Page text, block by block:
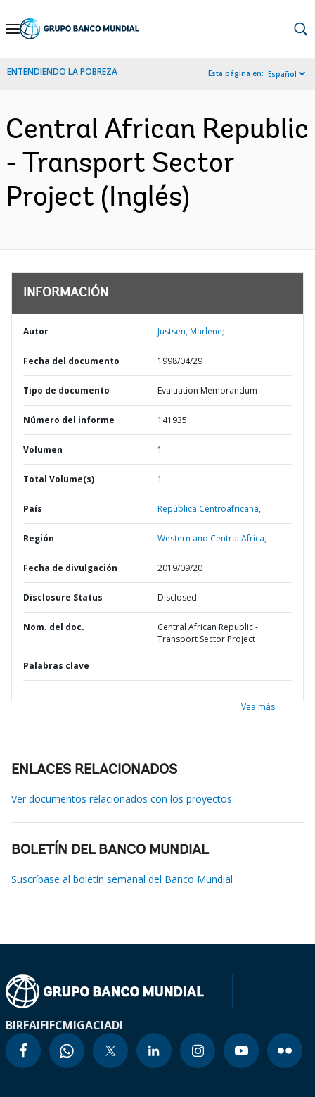
Skip
Navigation
ENTENDIENDO LA POBREZA Esta página en: Español
Central African Republic
- Transport Sector
Project (Inglés)
INFORMACIÓN
Autor Justsen, Marlene;
Fecha del documento 1998/04/29
Tipo de documento Evaluation Memorandum
Número del informe 141935
Volumen 1
Total Volume(s) 1
País República Centroafricana,
Región Western and Central Africa,
Fecha de divulgación 2019/09/20
Disclosure Status Disclosed
Nom. del doc.
Central African Republic -
Transport Sector Project
Palabras clave
Vea más
ENLACES RELACIONADOS
Ver documentos relacionados con los proyectos
BOLETÍN DEL BANCO MUNDIAL
Suscríbase al boletín semanal del Banco Mundial
BIRFAIFIFCMIGACIADI